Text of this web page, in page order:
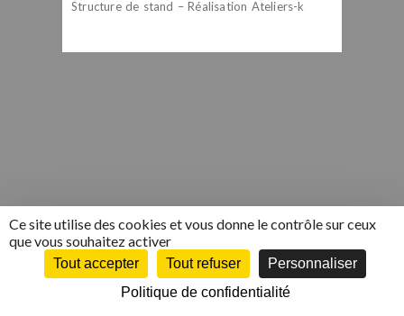
Structure de stand – Réalisation Ateliers-k
COPYRIGHT 2015 - ATELIERS K MENTIONS LÉGALES-POLITIQUE DE
CONFIDENTIALITÉ - CRÉATION DE SITE INTERNET :
Ce site utilise des cookies et vous donne le contrôle sur ceux
que vous souhaitez activer
Tout accepter Tout refuser
Personnaliser
Politique de confidentialité